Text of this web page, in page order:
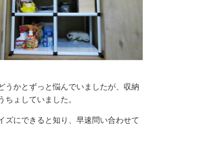
うかとずっと悩んでいましたが、収納
ょしていました。
ズにできると知り、早速問い合わせて